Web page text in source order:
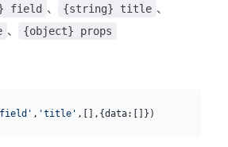
field 、 {string} title 、
、 {object} props
, 'title' ,[],{data:[]})